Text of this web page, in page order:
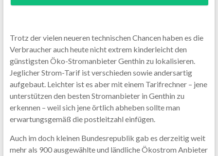
Trotz der vielen neueren technischen Chancen haben es die
Verbraucher auch heute nicht extrem kinderleicht den
günstigsten Öko-Stromanbieter Genthin zu lokalisieren.
Jeglicher Strom-Tarif ist verschieden sowie andersartig
aufgebaut. Leichter ist es aber mit einem Tarifrechner – jene
unterstützen den besten Stromanbieter in Genthin zu
erkennen – weil sich jene örtlich abheben sollte man
erwartungsgemäß die postleitzahl einfügen.
Auch im doch kleinen Bundesrepublik gab es derzeitig weit
mehr als 900 ausgewählte und ländliche Ökostrom Anbieter